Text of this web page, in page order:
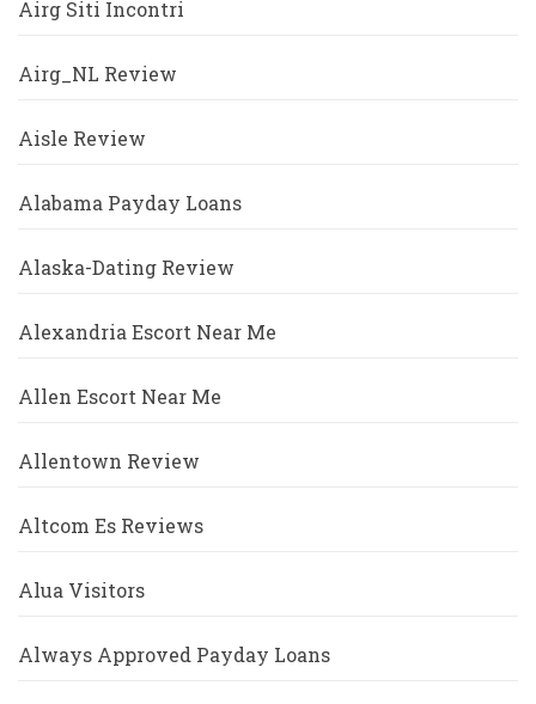
Airg Siti Incontri
Airg_NL Review
Aisle Review
Alabama Payday Loans
Alaska-Dating Review
Alexandria Escort Near Me
Allen Escort Near Me
Allentown Review
Altcom Es Reviews
Alua Visitors
Always Approved Payday Loans